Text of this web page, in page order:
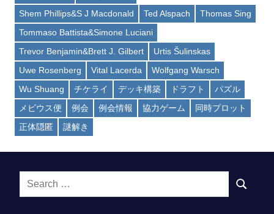
Shem Phillips&S J Macdonald
Ted Alspach
Thomas Sing
Tommaso Battista&Simone Luciani
Trevor Benjamin&Brett J. Gilbert
Urtis Šulinskas
Uwe Rosenberg
Vital Lacerda
Wolfgang Warsch
Wu Shuang
チケライ デッキ構築 ドラフト
パズル
メビウス便
例会 例会情報 協力ゲーム
同時プロット
正体隠匿
謎解き
Search
SEARCH